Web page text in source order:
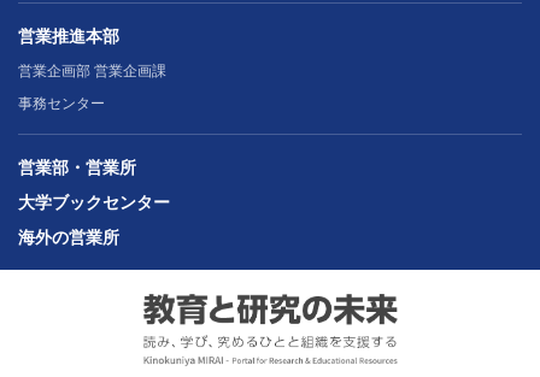
営業推進本部
営業企画部 営業企画課
事務センター
営業部・営業所
大学ブックセンター
海外の営業所